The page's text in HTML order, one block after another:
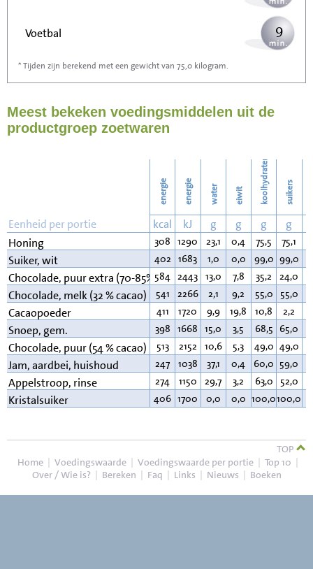
Voetbal 9
Stofzuigen
Strijken 29
34
* Tijden zijn berekend met een gewicht van 75,0 kilogram.
Meest bekeken voedingsmiddelen uit de
productgroep zoetwaren
energie energie water eiwit koolhydraten suikers
Eenheid per portie kcal kJ g g g g
Honing
308 1290 23,1 0,4 75,5 75,1
Suiker, wit 402 1683 1,0 0,0 99,0 99,0
Chocolade, puur extra (70-85% cacao)
584 2443 13,0 7,8 35,2 24,0
Chocolade, melk (32 % cacao) 541 2266 2,1 9,2 55,0 55,0
Cacaopoeder 411 1720 9,9 19,8 10,8 2,2
Snoep, gem. 398 1668 15,0 3,5 68,5 65,0
Chocolade, puur (54 % cacao) 513 2152 10,6 5,3 49,0 49,0
Jam, aardbei, huishoud 247 1038 37,1 0,4 60,0 59,0
Appelstroop, rinse 274 1150 29,7 3,2 63,0 52,0
Kristalsuiker 406 1700 0,0 0,0 100,0100,0
TOP
Home | Voedingswaarde | Voedingswaarde per portie | Top 10 |
Over / Wie is? | Bereken | Faq | Links | Nieuws | Boeken